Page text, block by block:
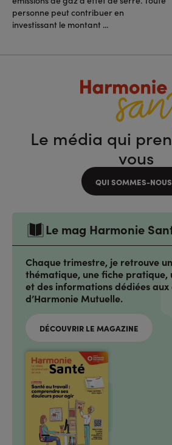
personne peut contribuer en
investissant le montant ...
Le média qui
vous
QUI SOMMES-
Le mag Harmonie
Chaque trimestre, je retrouve
thématique, une fiche
et des informations dédiées
d’Harmonie Mutuelle.
DÉCOUVRIR LE MAGAZINE